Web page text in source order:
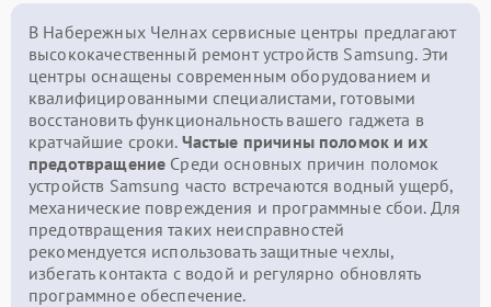
В Набережных Челнах сервисные центры предлагают
высококачественный ремонт устройств Samsung. Эти
центры оснащены современным оборудованием и
квалифицированными специалистами, готовыми
восстановить функциональность вашего гаджета в
кратчайшие сроки. Частые причины поломок и их
предотвращение Среди основных причин поломок
устройств Samsung часто встречаются водный ущерб,
механические повреждения и программные сбои. Для
предотвращения таких неисправностей
рекомендуется использовать защитные чехлы,
избегать контакта с водой и регулярно обновлять
программное обеспечение.